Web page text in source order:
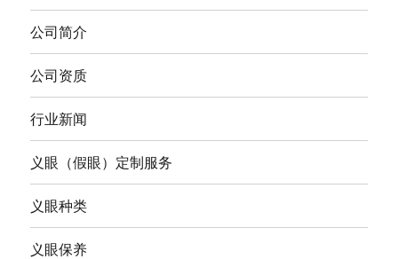
公司简介
公司资质
行业新闻
义眼（假眼）定制服务
义眼种类
义眼保养